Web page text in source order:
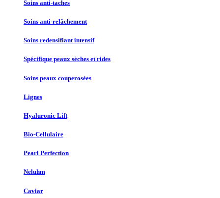
Soins anti-taches
Soins anti-relâchement
Soins redensifiant intensif
Spécifique peaux sèches et rides
Soins peaux couperosées
Lignes
Hyaluronic Lift
Bio-Cellulaire
Pearl Perfection
Neluhm
Caviar